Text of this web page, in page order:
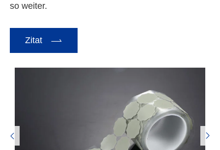
so weiter.
Zitat 
 